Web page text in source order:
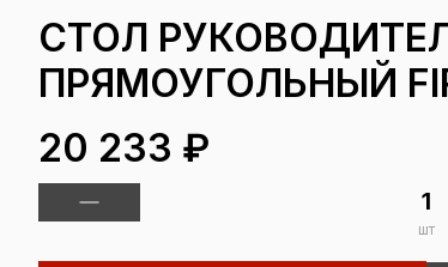
СТОЛ
ПРЯМОУГОЛЬНЫЙ
20 233 ₽
шт